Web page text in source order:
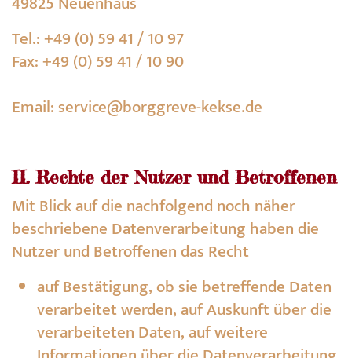
Tel.: +49 (0) 59 41 / 10 97
Fax:+49 (0) 59 41 / 10 90
Email:service@borggreve-kekse.de
II. Rechte der Nutzer und Betroffenen
Mit Blick auf die nachfolgend noch näher
beschriebene Datenverarbeitung haben die
Nutzer und Betroffenen das Recht
auf Bestätigung, ob sie betreffende Daten
verarbeitet werden, auf Auskunft über die
verarbeiteten Daten, auf weitere